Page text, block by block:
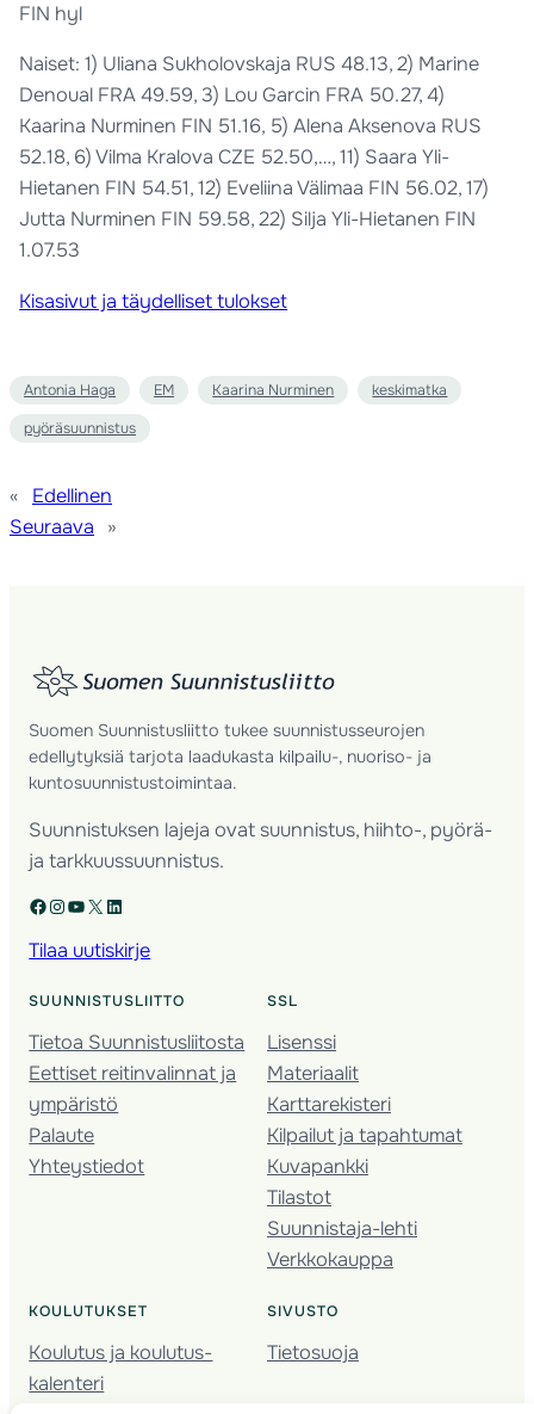
FIN hyl
Naiset: 1) Uliana Sukholovskaja RUS 48.13, 2) Marine
Denoual FRA 49.59, 3) Lou Garcin FRA 50.27, 4)
Kaarina Nurminen FIN 51.16, 5) Alena Aksenova RUS
52.18, 6) Vilma Kralova CZE 52.50,…, 11) Saara Yli-
Hietanen FIN 54.51, 12) Eveliina Välimaa FIN 56.02, 17)
Jutta Nurminen FIN 59.58, 22) Silja Yli-Hietanen FIN
1.07.53
Kisasivut ja täydelliset tulokset
Antonia Haga EM Kaarina Nurminen keskimatka
pyöräsuunnistus
«
Edellinen
Seuraava
»
Suomen Suunnistusliitto tukee suunnistusseurojen
edellytyksiä tarjota laadukasta kilpailu-, nuoriso- ja
kuntosuunnistustoimintaa.
Suunnistuksen lajeja ovat suunnistus, hiihto-, pyörä-
ja tarkkuussuunnistus.
Facebook Instagram YouTube X LinkedIn
Tilaa uutiskirje
SUUNNISTUSLIITTO
Tietoa Suunnistusliitosta
Eettiset reitinvalinnat ja
ympäristö
Palaute
Yhteystiedot
SSL
Lisenssi
Materiaalit
Karttarekisteri
Kilpailut ja tapahtumat
Kuvapankki
Tilastot
Suunnistaja-lehti
Verkkokauppa
KOULUTUKSET
Koulutus ja koulutus­
kalenteri
SIVUSTO
Tietosuoja